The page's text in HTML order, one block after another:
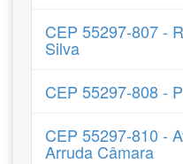
CEP 55297-807 -
Silva
CEP 55297-808 -
CEP 55297-810 -
Arruda Câmara